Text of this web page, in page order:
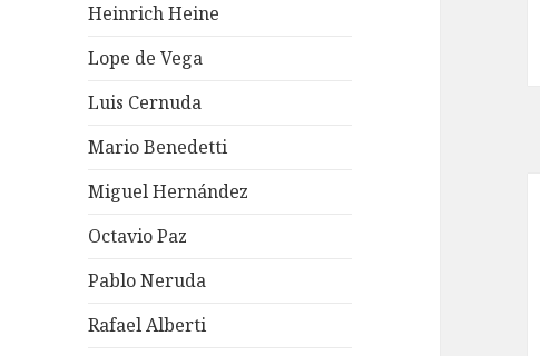
Heinrich Heine
Lope de Vega
Luis Cernuda
Mario Benedetti
Miguel Hernández
Octavio Paz
Pablo Neruda
Rafael Alberti